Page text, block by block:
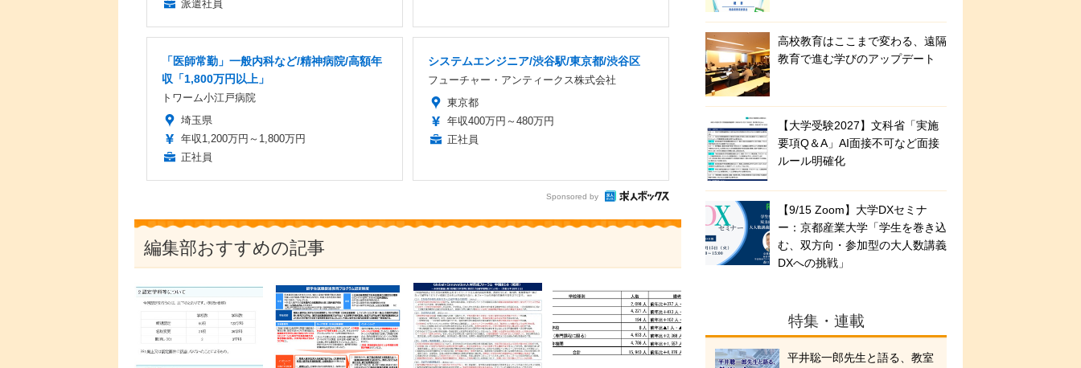
派遣社員
「医師常勤」一般内科など/精神病院/高額年
収「1,800万円以上」
トワーム小江戸病院
埼玉県
年収1,200万円～1,800万円
正社員
システムエンジニア/渋谷駅/東京都/渋谷区
フューチャー・アンティークス株式会社
東京都
年収400万円～480万円
正社員
Sponsored by
編集部おすすめの記事
高校教育はここまで変わる、遠隔
教育で進む学びのアップデート
【大学受験2027】文科省「実施
要項Q＆A」AI面接不可など面接
ルール明確化
【9/15 Zoom】大学DXセミナ
ー：京都産業大学「学生を巻き込
む、双方向・参加型の大人数講義
DXへの挑戦」
特集・連載
平井聡一郎先生と語る、教室